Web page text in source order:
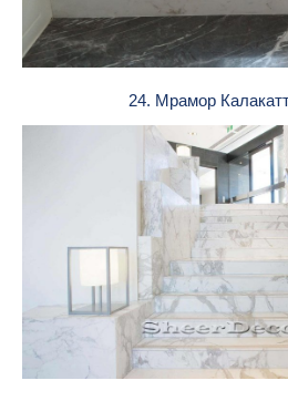
24. Мрамор